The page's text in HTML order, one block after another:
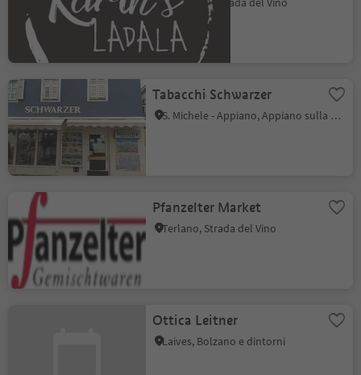
Tabacchi Schwarzer
S. Michele - Appiano, Appiano sulla Strada del Vino, Strada del Vino
Pfanzelter Market
Terlano, Strada del Vino
Ottica Leitner
Laives, Bolzano e dintorni